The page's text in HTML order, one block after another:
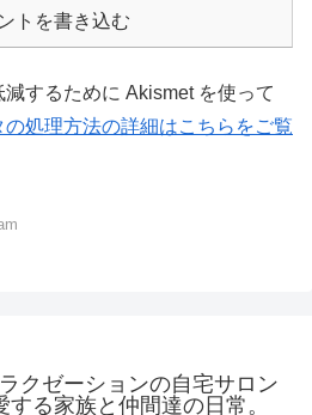
トを書き込む
するために Akismet を使って
の処理方法の詳細はこちらをご覧
クゼーションの自宅サロン
する家族と仲間達の日常。